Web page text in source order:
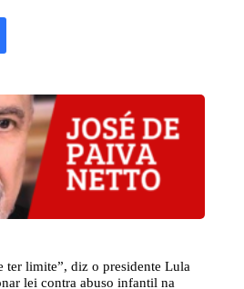
ter limite”, diz o presidente Lula
lei contra abuso infantil na